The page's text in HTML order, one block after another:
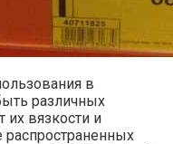
в
различных
их вязкости и